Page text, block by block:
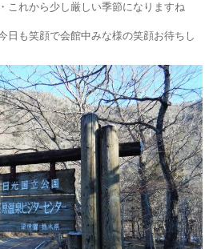
これから少し厳しい季節になりますね
日も笑顔で会館中みな様の笑顔お待ちし